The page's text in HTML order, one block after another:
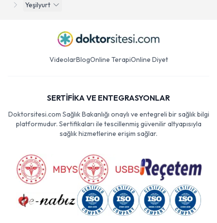
Yeşilyurt
VideolarBlogOnline TerapiOnline Diyet
SERTİFİKA VE ENTEGRASYONLAR
Doktorsitesi.com Sağlık Bakanlığı onaylı ve entegreli bir sağlık bilgi
platformudur. Sertifikaları ile tescillenmiş güvenilir altyapısıyla
sağlık hizmetlerine erişim sağlar.